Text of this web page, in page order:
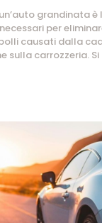
grandinata è
per
causati dalla
sulla carrozzeria. Si